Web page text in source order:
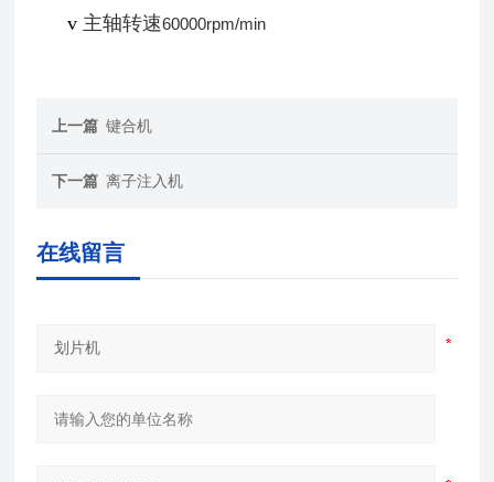
v 主轴转速60000rpm/min
上一篇 键合机
下一篇 离子注入机
在线留言